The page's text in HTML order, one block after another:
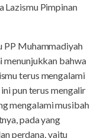
Lazismu Pimpinan
PP Muhammadiyah
menunjukkan bahwa
terus mengalami
pun terus mengalir
mengalami musibah
pada yang
perdana, yaitu